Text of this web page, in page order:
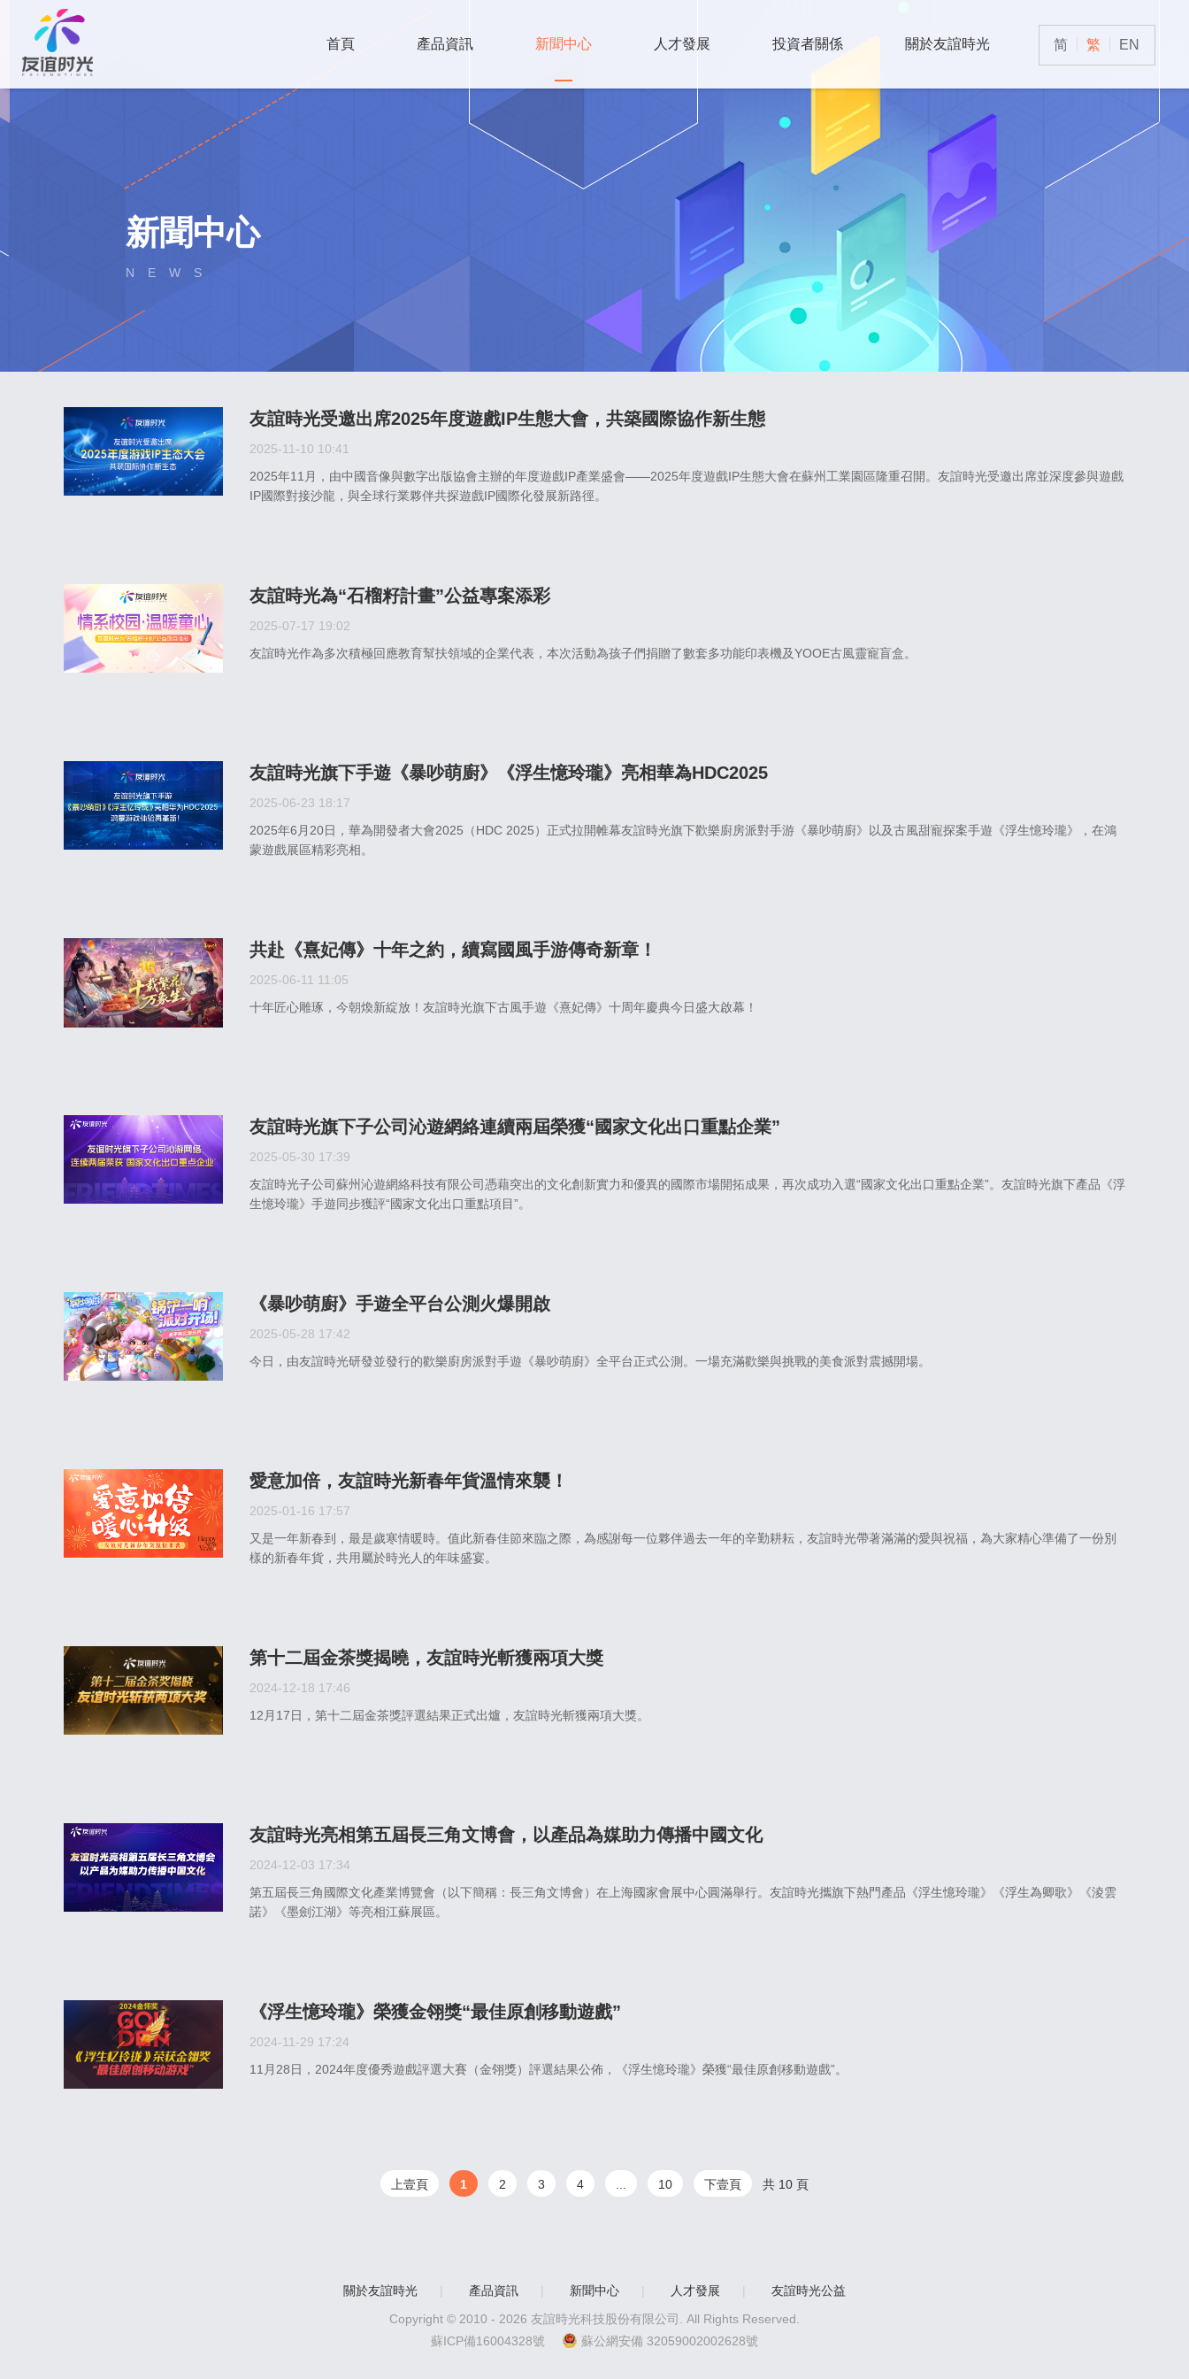
简 繁 EN
首頁 產品資訊 新聞中心 人才發展 投資者關係 關於友誼時光
新聞中心
NEWS
友誼時光受邀出席2025年度遊戲IP生態大會，共築國際協作新生態
2025-11-10 10:41
2025年11月，由中國音像與數字出版協會主辦的年度遊戲IP產業盛會——2025年度遊戲IP生態大會在蘇州工業園區隆重召開。友誼時光受邀出席並深度參與遊戲
IP國際對接沙龍，與全球行業夥伴共探遊戲IP國際化發展新路徑。
友誼時光為“石榴籽計畫”公益專案添彩
2025-07-17 19:02
友誼時光作為多次積極回應教育幫扶領域的企業代表，本次活動為孩子們捐贈了數套多功能印表機及YOOE古風靈寵盲盒。
友誼時光旗下手遊《暴吵萌廚》《浮生憶玲瓏》亮相華為HDC2025
2025-06-23 18:17
2025年6月20日，華為開發者大會2025（HDC 2025）正式拉開帷幕友誼時光旗下歡樂廚房派對手游《暴吵萌廚》以及古風甜寵探案手遊《浮生憶玲瓏》，在鴻
蒙遊戲展區精彩亮相。
共赴《熹妃傳》十年之約，續寫國風手游傳奇新章！
2025-06-11 11:05
十年匠心雕琢，今朝煥新綻放！友誼時光旗下古風手遊《熹妃傳》十周年慶典今日盛大啟幕！
友誼時光旗下子公司沁遊網絡連續兩屆榮獲“國家文化出口重點企業”
2025-05-30 17:39
友誼時光子公司蘇州沁遊網絡科技有限公司憑藉突出的文化創新實力和優異的國際市場開拓成果，再次成功入選“國家文化出口重點企業”。友誼時光旗下產品《浮
生憶玲瓏》手遊同步獲評“國家文化出口重點項目”。
《暴吵萌廚》手遊全平台公測火爆開啟
2025-05-28 17:42
今日，由友誼時光研發並發行的歡樂廚房派對手遊《暴吵萌廚》全平台正式公測。一場充滿歡樂與挑戰的美食派對震撼開場。
愛意加倍，友誼時光新春年貨溫情來襲！
2025-01-16 17:57
又是一年新春到，最是歲寒情暖時。值此新春佳節來臨之際，為感謝每一位夥伴過去一年的辛勤耕耘，友誼時光帶著滿滿的愛與祝福，為大家精心準備了一份別
樣的新春年貨，共用屬於時光人的年味盛宴。
第十二屆金茶獎揭曉，友誼時光斬獲兩項大獎
2024-12-18 17:46
12月17日，第十二屆金茶獎評選結果正式出爐，友誼時光斬獲兩項大獎。
友誼時光亮相第五屆長三角文博會，以產品為媒助力傳播中國文化
2024-12-03 17:34
第五屆長三角國際文化產業博覽會（以下簡稱：長三角文博會）在上海國家會展中心圓滿舉行。友誼時光攜旗下熱門產品《浮生憶玲瓏》《浮生為卿歌》《淩雲
諾》《墨劍江湖》等亮相江蘇展區。
《浮生憶玲瓏》榮獲金翎獎“最佳原創移動遊戲”
2024-11-29 17:24
11月28日，2024年度優秀遊戲評選大賽（金翎獎）評選結果公佈，《浮生憶玲瓏》榮獲“最佳原創移動遊戲”。
上壹頁 1 2 3 4 10 下壹頁 共 10 頁
關於友誼時光 | 產品資訊 | 新聞中心 | 人才發展 |
友誼時光公益
Copyright © 2010 - 2026 友誼時光科技股份有限公司. All Rights Reserved.
蘇ICP備16004328號
蘇公網安備 32059002002628號